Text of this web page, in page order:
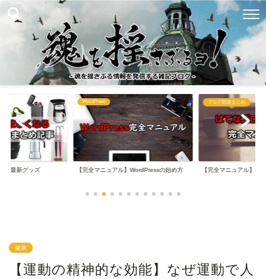
る最新グッズ
WordPress
【完全マニュアル】WordPressの始め方
ブログ関連まとめ
【完全マニュアル】は
健康
【運動の精神的な効能】なぜ運動で人